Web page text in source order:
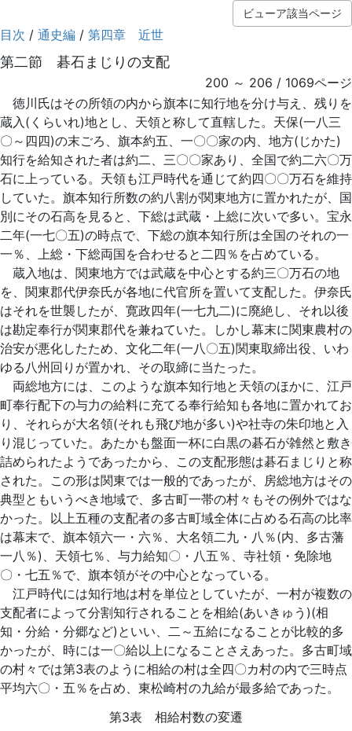
ビューア該当ページ
目次 / 通史編 / 第四章 近世
第二節 碁石まじりの支配
200 ～ 206 / 1069ページ
徳川氏はその所領の内から旗本に知行地を分け与え、残りを
蔵入(くらいれ)地とし、天領と称して直轄した。天保(一八三
〇～四四)の末ごろ、旗本約五、一〇〇家の内、地方(じかた)
知行を給知された者は約二、三〇〇家あり、全国で約二六〇万
石に上っている。天領も江戸時代を通じて約四〇〇万石を維持
していた。旗本知行所数の約八割が関東地方に置かれたが、国
別にその石高を見ると、下総は武蔵・上総に次いで多い。宝永
二年(一七〇五)の時点で、下総の旗本知行所は全国のそれの一
一％、上総・下総両国を合わせると二四％を占めている。
蔵入地は、関東地方では武蔵を中心とする約三〇万石の地
を、関東郡代伊奈氏が各地に代官所を置いて支配した。伊奈氏
はそれを世襲したが、寛政四年(一七九二)に廃絶し、それ以後
は勘定奉行が関東郡代を兼ねていた。しかし幕末に関東農村の
治安が悪化したため、文化二年(一八〇五)関東取締出役、いわ
ゆる八州回りが置かれ、その取締に当たった。
両総地方には、このような旗本知行地と天領のほかに、江戸
町奉行配下の与力の給料に充てる奉行給知も各地に置かれてお
り、それらが大名領(それも飛び地が多い)や社寺の朱印地と入
り混じっていた。あたかも盤面一杯に白黒の碁石が雑然と敷き
詰められたようであったから、この支配形態は碁石まじりと称
された。この形は関東では一般的であったが、房総地方はその
典型ともいうべき地域で、多古町一帯の村々もその例外ではな
かった。以上五種の支配者の多古町域全体に占める石高の比率
は幕末で、旗本領六一・六％、大名領二九・八％(内、多古藩
一八％)、天領七％、与力給知〇・八五％、寺社領・免除地
〇・七五％で、旗本領がその中心となっている。
江戸時代には知行地は村を単位としていたが、一村が複数の
支配者によって分割知行されることを相給(あいきゅう)(相
知・分給・分郷など)といい、二～五給になることが比較的多
かったが、時には一〇給以上になることさえあった。多古町域
の村々では第3表のように相給の村は全四〇カ村の内で三時点
平均六〇・五％を占め、東松崎村の九給が最多給であった。
第3表 相給村数の変遷